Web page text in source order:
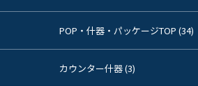
POP・什器・パッケージTOP (34)
カウンター什器 (3)